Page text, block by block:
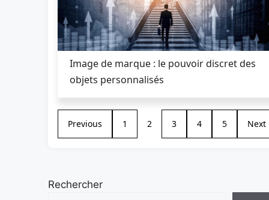
Image de marque : le pouvoir discret des
objets personnalisés
Previous 1 2 3 4 5 Next
Rechercher